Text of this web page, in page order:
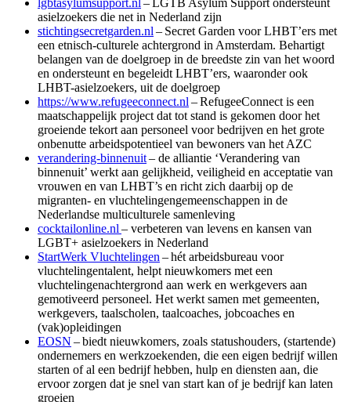
asielzoekers die net in Nederland zijn
stichtingsecretgarden.nl – Secret Garden voor LHBT’ers met
een etnisch-culturele achtergrond in Amsterdam. Behartigt
belangen van de doelgroep in de breedste zin van het woord
en ondersteunt en begeleidt LHBT’ers, waaronder ook
LHBT-asielzoekers, uit de doelgroep
https://www.refugeeconnect.nl – RefugeeConnect is een
maatschappelijk project dat tot stand is gekomen door het
groeiende tekort aan personeel voor bedrijven en het grote
onbenutte arbeidspotentieel van bewoners van het AZC
verandering-binnenuit– de alliantie ‘Verandering van
binnenuit’ werkt aan gelijkheid, veiligheid en acceptatie van
vrouwen en van LHBT’s en richt zich daarbij op de
migranten- en vluchtelingengemeenschappen in de
Nederlandse multiculturele samenleving
cocktailonline.nl – verbeteren van levens en kansen van
LGBT+ asielzoekers in Nederland
StartWerk Vluchtelingen – hét arbeidsbureau voor
vluchtelingentalent, helpt nieuwkomers met een
vluchtelingenachtergrond aan werk en werkgevers aan
gemotiveerd personeel. Het werkt samen met gemeenten,
werkgevers, taalscholen, taalcoaches, jobcoaches en
(vak)opleidingen
EOSN – biedt nieuwkomers, zoals statushouders, (startende)
ondernemers en werkzoekenden, die een eigen bedrijf willen
starten of al een bedrijf hebben, hulp en diensten aan, die
ervoor zorgen dat je snel van start kan of je bedrijf kan laten
groeien